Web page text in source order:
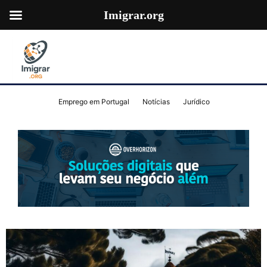
Emprego em Portugal Notícias Jurídico
Imigrar.org